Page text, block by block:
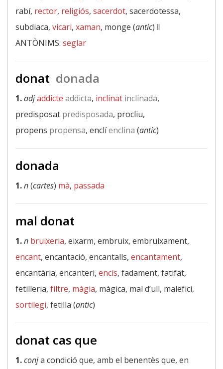
rabí, rector, religiós, sacerdot, sacerdotessa,
subdiaca, vicari, xaman, monge (antic) ‖
ANTÒNIMS: seglar
donat donada
1.adjaddicte addicta, inclinat inclinada,
predisposat predisposada, procliu,
propens propensa, enclíenclina (antic)
donada
1.n(cartes) mà, passada
mal donat
1.n bruixeria, eixarm, embruix, embruixament,
encant, encantació, encantalls, encantament,
encantària, encanteri, encís, fadament, fatifat,
fetilleria, filtre, màgia, màgica, mal d’ull, malefici,
sortilegi, fetilla (antic)
donat cas que
1.conja condició que, amb el benentès que, en